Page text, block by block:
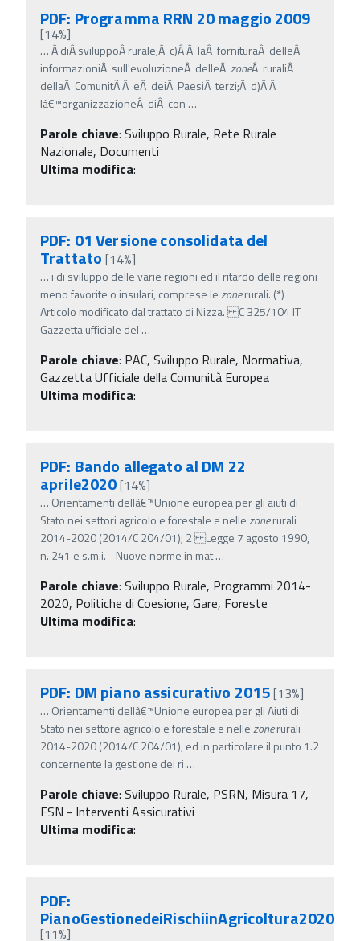
PDF: Programma RRN 20 maggio 2009
[14%]
…Â diÂ sviluppoÂ rurale;Â c)Â Â laÂ fornituraÂ delleÂ
informazioniÂ sull'evoluzioneÂ delleÂ zoneÂ ruraliÂ
dellaÂ ComunitÃ Â eÂ deiÂ PaesiÂ terzi;Â d)Â Â
lâ€™organizzazioneÂ diÂ con …
Parole chiave: Sviluppo Rurale, Rete Rurale
Nazionale, Documenti
Ultima modifica:
PDF: 01 Versione consolidata del
Trattato [14%]
… i di sviluppo delle varie regioni ed il ritardo delle regioni
meno favorite o insulari, comprese lezonerurali. (*)
Articolo modificato dal trattato di Nizza. C 325/104 IT
Gazzetta ufficiale del …
Parole chiave: PAC, Sviluppo Rurale, Normativa,
Gazzetta Ufficiale della Comunità Europea
Ultima modifica:
PDF: Bando allegato al DM 22
aprile2020[14%]
… Orientamenti dellâ€™Unione europea per gli aiuti di
Stato nei settori agricolo e forestale e nellezonerurali
2014-2020 (2014/C 204/01); 2 Legge 7 agosto 1990,
n. 241 e s.m.i. - Nuove norme in mat…
Parole chiave: Sviluppo Rurale, Programmi 2014-
2020, Politiche di Coesione, Gare, Foreste
Ultima modifica:
PDF: DM piano assicurativo 2015[13%]
… Orientamenti dellâ€™Unione europea per gli Aiuti di
Stato nei settore agricolo e forestale e nellezonerurali
2014-2020 (2014/C 204/01), ed in particolare il punto 1.2
concernente la gestione dei ri …
Parole chiave: Sviluppo Rurale, PSRN, Misura 17,
FSN - Interventi Assicurativi
Ultima modifica:
PDF:
PianoGestionedeiRischiinAgricoltura2020
[11%]